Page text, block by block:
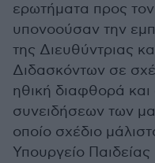
ερωτήματα προς
υπονοούσαν την
της Διευθύντριας
Διδασκόντων σε
ηθική διαφθορά
συνειδήσεων των
οποίο σχέδιο
Υπουργείο